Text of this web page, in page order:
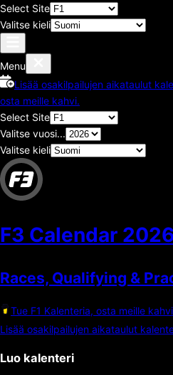
Select Site
Valitse kieli
Menu
Lisää osakilpailujen aikataulut
osta meille kahvi.
Select Site
Valitse vuosi...
Valitse kieli
F3 Calendar 2026
Races, Qualifying &
Tue F1 Kalenteria, osta meille
Lisää osakilpailujen aikataulut
Luo kalenteri